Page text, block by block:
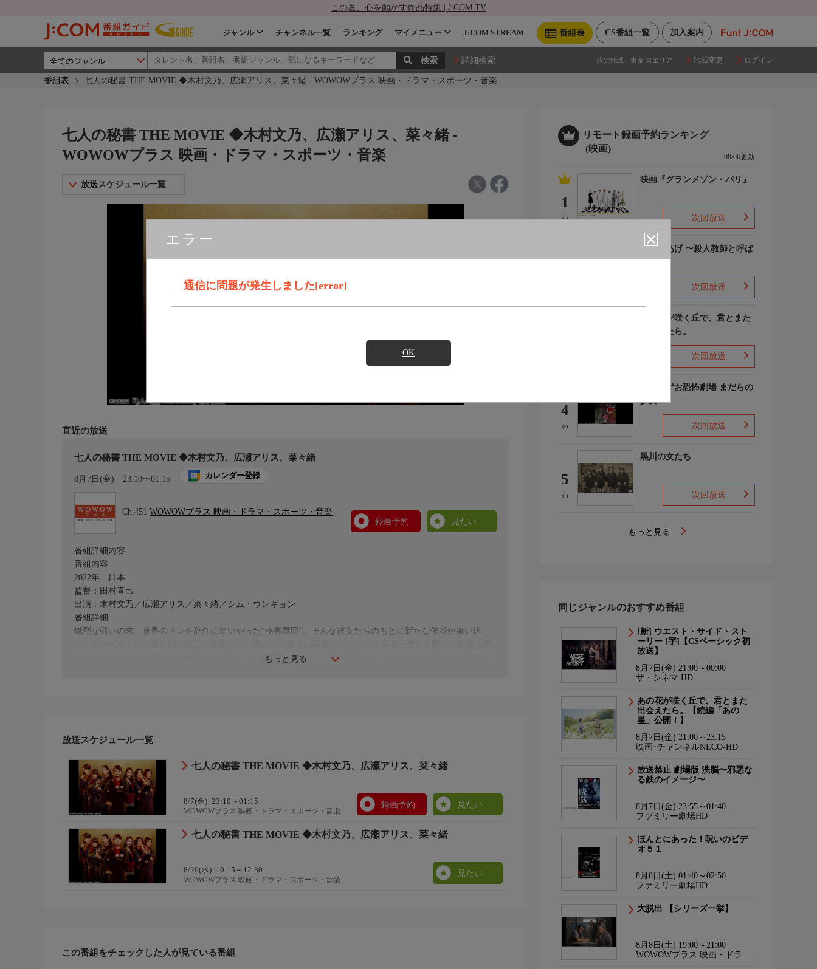
この夏、心を動かす作品特集 | J:COM TV
加入案内
CS番組一覧
番組表
ジャンル チャンネル一覧 ランキング マイメニュー J:COM STREAM
詳細検索 設定地域： 東京 東エリア 地域変更 ログイン
番組表 七人の秘書 THE MOVIE ◆木村文乃、広瀬アリス、菜々緒 - WOWOWプラス 映画・ドラマ・スポーツ・音楽
エラー
通信に問題が発生しました[error]
OK
七人の秘書 THE MOVIE ◆木村文乃、広瀬アリス、菜々緒 -
WOWOWプラス 映画・ドラマ・スポーツ・音楽
放送スケジュール一覧
直近の放送
七人の秘書 THE MOVIE ◆木村文乃、広瀬アリス、菜々緒
8月7日(金) 23:10〜01:15 カレンダー登録
Ch.451 WOWOWプラス 映画・ドラマ・スポーツ・音楽
録画予約
見たい
もっと見る
番組詳細内容
番組内容
2022年 日本
監督：田村直己
出演：木村文乃／広瀬アリス／菜々緒／シム・ウンギョン
番組詳細
熾烈な戦いの末、政界のドンを辞任に追いやった“秘書軍団”。そんな彼女たちのもとに新たな依頼が舞い込
やすためには手段を選ばない極悪一家である“九十九ファミリー”。信州でラーメン店を営む店主からの依頼を
放送スケジュール一覧
七人の秘書 THE MOVIE ◆木村文乃、広瀬アリス、菜々緒
8/7(金) 23:10～01:15
WOWOWプラス 映画・ドラマ・スポーツ・音楽
録画予約 見たい
七人の秘書 THE MOVIE ◆木村文乃、広瀬アリス、菜々緒
8/26(水) 10:15～12:30
WOWOWプラス 映画・ドラマ・スポーツ・音楽
見たい
この番組をチェックした人が見ている番組
リモート録画予約ランキング
(映画)
08/06更新
1
(-)
映画『グランメゾン・パリ』
次回放送
でっちあげ 〜殺人教師と呼ば
次回放送
あの花が咲く丘で、君とまた
出会えたら。
次回放送
4
(-)
楳図かずお恐怖劇場 まだらの
少女
次回放送
5
(-)
黒川の女たち
次回放送
もっと見る
同じジャンルのおすすめ番組
[新] ウエスト・サイド・スト
ーリー [字]【CSベーシック初
放送】
8月7日(金) 21:00～00:00
ザ・シネマ HD
あの花が咲く丘で、君とまた
出会えたら。【続編「あの
星」公開！】
8月7日(金) 21:00～23:15
映画･チャンネルNECO-HD
放送禁止 劇場版 洗脳〜邪悪な
る鉄のイメージ〜
8月7日(金) 23:55～01:40
ファミリー劇場HD
ほんとにあった！呪いのビデ
オ５１
8月8日(土) 01:40～02:50
ファミリー劇場HD
大脱出 【シリーズ一挙】
8月8日(土) 19:00～21:00
WOWOWプラス 映画・ドラ